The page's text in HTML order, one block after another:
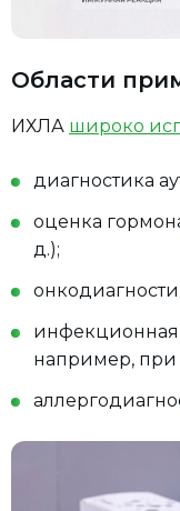
Области
ИХЛА широко
диагностика
оценка
д.);
инфекционная
например, при